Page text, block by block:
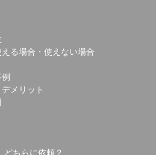
る場合・使えない場合
メリット
ちらに依頼？